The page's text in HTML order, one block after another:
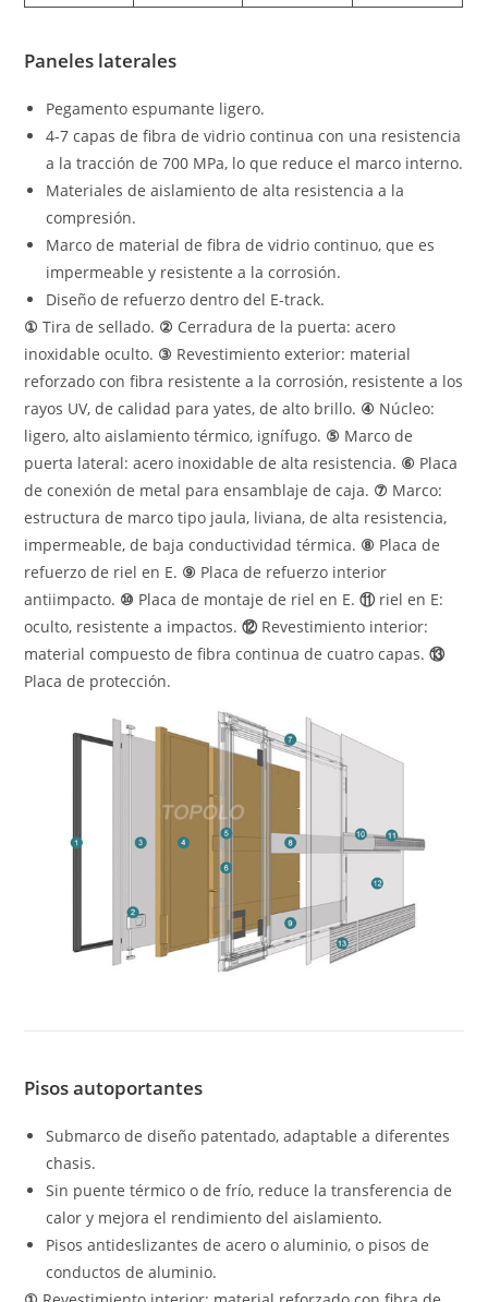
Paneles laterales
Pegamento espumante ligero.
4-7 capas de fibra de vidrio continua con una resistencia
a la tracción de 700 MPa, lo que reduce el marco interno.
Materiales de aislamiento de alta resistencia a la
compresión.
Marco de material de fibra de vidrio continuo, que es
impermeable y resistente a la corrosión.
Diseño de refuerzo dentro del E-track.
① Tira de sellado. ② Cerradura de la puerta: acero
inoxidable oculto. ③ Revestimiento exterior: material
reforzado con fibra resistente a la corrosión, resistente a los
rayos UV, de calidad para yates, de alto brillo. ④ Núcleo:
ligero, alto aislamiento térmico, ignífugo. ⑤ Marco de
puerta lateral: acero inoxidable de alta resistencia. ⑥ Placa
de conexión de metal para ensamblaje de caja. ⑦ Marco:
estructura de marco tipo jaula, liviana, de alta resistencia,
impermeable, de baja conductividad térmica. ⑧ Placa de
refuerzo de riel en E. ⑨ Placa de refuerzo interior
antiimpacto. ⑩ Placa de montaje de riel en E.⑪ riel en E:
oculto, resistente a impactos.⑫ Revestimiento interior:
material compuesto de fibra continua de cuatro capas.⑬
Placa de protección.
Pisos autoportantes
Submarco de diseño patentado, adaptable a diferentes
chasis.
Sin puente térmico o de frío, reduce la transferencia de
calor y mejora el rendimiento del aislamiento.
Pisos antideslizantes de acero o aluminio, o pisos de
conductos de aluminio.